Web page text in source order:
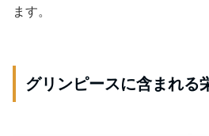
ます。
グリンピースに含まれる